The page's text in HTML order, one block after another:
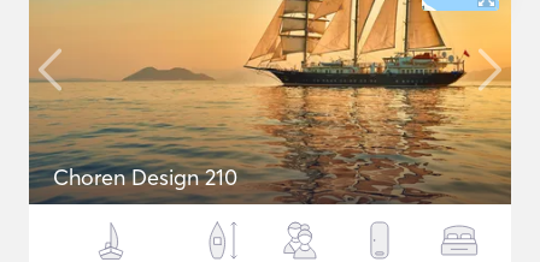
Choren Design 210